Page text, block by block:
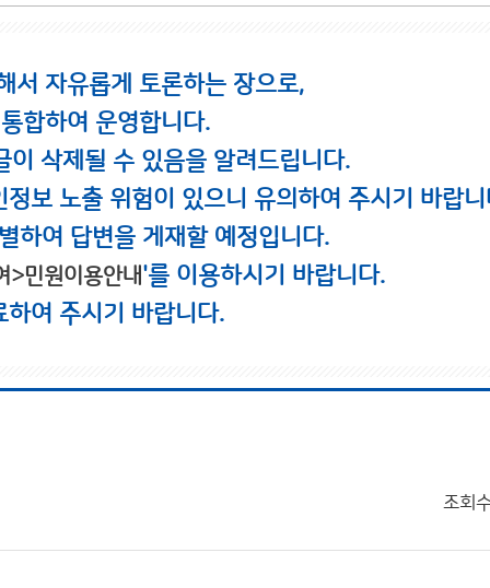
서 자유롭게 토론하는 장으로,
합하여 운영합니다.
삭제될 수 있음을 알려드립니다.
보 노출 위험이 있으니 유의하여 주시기 바랍니
하여 답변을 게재할 예정입니다.
>민원이용안내'를 이용하시기 바랍니다.
여 주시기 바랍니다.
조회